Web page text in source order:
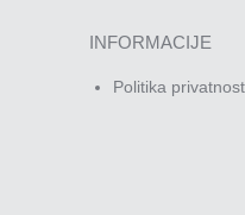
INFORMACIJE
Politika